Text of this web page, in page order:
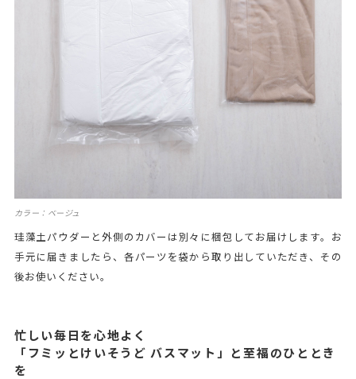
カラー：ベージュ
珪藻土パウダーと外側のカバーは別々に梱包してお届けします。お
手元に届きましたら、各パーツを袋から取り出していただき、その
後お使いください。
忙しい毎日を心地よく
「フミッとけいそうど バスマット」と至福のひととき
を